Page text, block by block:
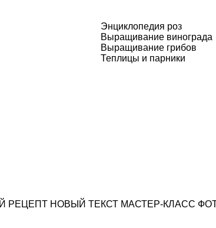
Энциклопедия роз
Выращивание винограда
Выращивание грибов
Теплицы и парники
РЕЦЕПТ НОВЫЙ ТЕКСТ МАСТЕР-КЛАСС